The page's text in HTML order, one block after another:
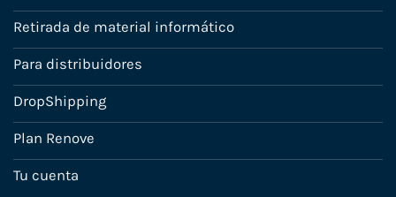
Retirada de material informático
Para distribuidores
DropShipping
Plan Renove
Tu cuenta